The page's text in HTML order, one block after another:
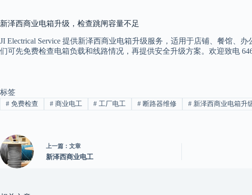
新泽西商业电箱升级，检查跳闸容量不足
JI Electrical Service 提供新泽西商业电箱升级服务，适用于店铺、餐馆
们可先免费检查电箱负载和线路情况，再提供安全升级方案。欢迎致电 646-
标签
#免费检查 #商业电工 # 工厂电工 # 断路器维修 # 新泽西商业电箱升
上一篇： 文章
新泽西商业电工